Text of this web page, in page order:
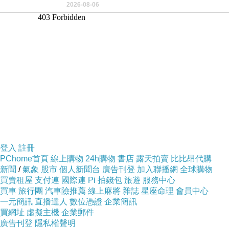
我們開了一條又新又活的路從幔子經過
2026-08-06
登入 註冊
PChome首頁 線上購物 24h購物 書店 露天拍賣 比比昂代購
新聞 /氣象 股市 個人新聞台 廣告刊登 加入聯播網 全球購物
買賣租屋 支付連 國際連 Pi 拍錢包 旅遊 服務中心
買車 旅行團 汽車險推薦 線上麻將 雜誌 星座命理 會員中心
一元簡訊 直播達人 數位憑證 企業簡訊
買網址 虛擬主機 企業郵件
廣告刊登 隱私權聲明